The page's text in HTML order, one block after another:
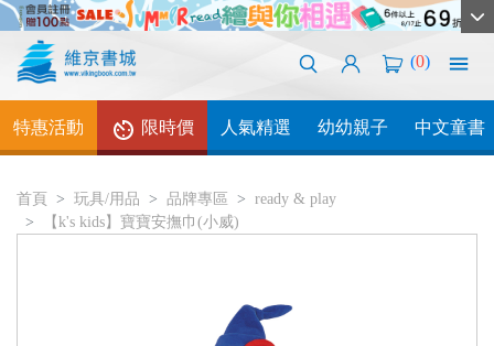
(0)
特惠活動 限時價 人氣精選 幼幼親子 中文童書
首頁 玩具/用品 品牌專區
ready & play
【k's kids】寶寶安撫巾(小威)